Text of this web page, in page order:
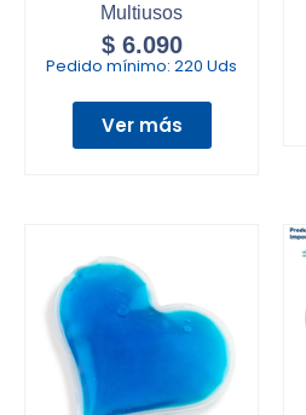
Multiusos
$6.090
Pedido mínimo: 220 Uds
Ver más